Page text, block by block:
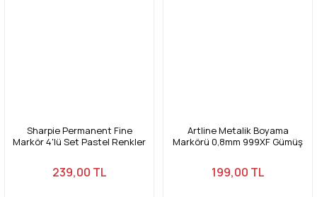
Sharpie Permanent Fine
Markör 4'lü Set Pastel Renkler
239,00 TL
Artline Metalik Boyama
Markörü 0,8mm 999XF Gümüş
199,00 TL